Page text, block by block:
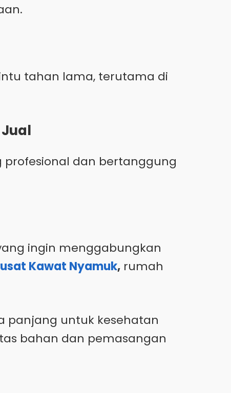
tahan lama, terutama di
dan bertanggung
ingin menggabungkan
Kawat Nyamuk, rumah
panjang untuk kesehatan
bahan dan pemasangan